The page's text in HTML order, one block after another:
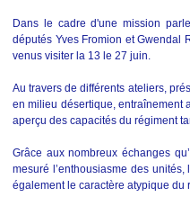
Dans le cadre d'une mission
députés Yves Fromion et Gwendal
venus visiter la 13 le 27 juin.
Au travers de différents ateliers,
en milieu désertique, entraînement
aperçu des capacités du régiment
Grâce aux nombreux échanges
mesuré l’enthousiasme des
également le caractère atypique du